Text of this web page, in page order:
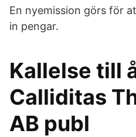
En nyemission görs för
in pengar.
Kallelse till
Calliditas
AB publ